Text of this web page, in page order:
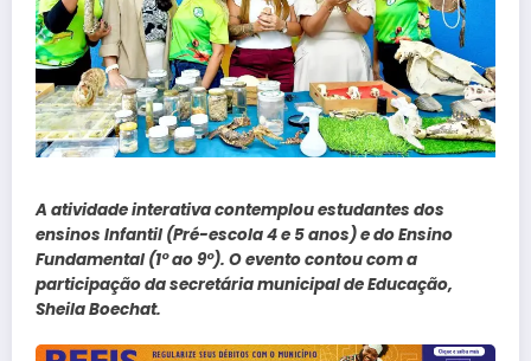
A atividade interativa contemplou estudantes dos
ensinos Infantil (Pré-escola 4 e 5 anos) e do Ensino
Fundamental (1° ao 9°). O evento contou com a
participação da secretária municipal de Educação,
Sheila Boechat.